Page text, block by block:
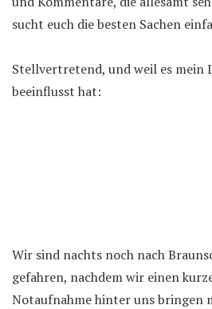
sucht euch die besten Sachen
Stellvertretend, und weil es mein
beeinflusst hat:
Wir sind nachts noch nach
gefahren, nachdem wir einen
Notaufnahme hinter uns bringen